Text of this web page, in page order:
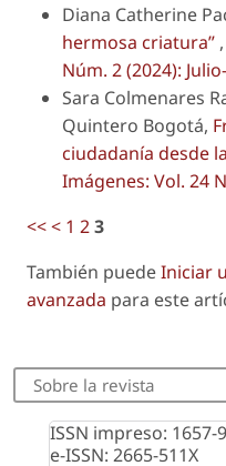
Diana Catherine
hermosa criatura” ,
Núm. 2 (2024):
Sara Colmenares
Quintero Bogotá,
ciudadanía desde
Imágenes: Vol. 24
<<< 1 23
También puedeIniciar
avanzada para este
Sobre la revista
ISSN impreso: 1657-
e-ISSN: 2665-511X